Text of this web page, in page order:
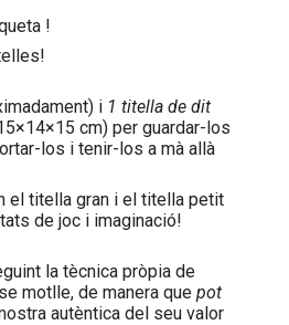
!
i 1 titella de dit
cm) per guardar-los
los i tenir-los a mà allà
el titella gran i el titella petit
de joc i imaginació!
la tècnica pròpia de
motlle, de manera quepot
autèntica del seu valor